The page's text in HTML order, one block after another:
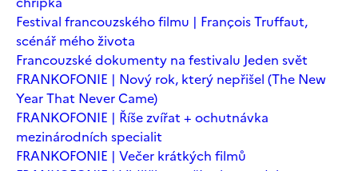
Festival francouzského filmu | François Truffaut,
scénář mého života
Francouzské dokumenty na festivalu Jeden svět
FRANKOFONIE | Nový rok, který nepřišel (The New
Year That Never Came)
FRANKOFONIE | Říše zvířat + ochutnávka
mezinárodních specialit
FRANKOFONIE | Večer krátkých filmů